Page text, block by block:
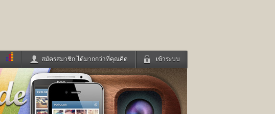
เข้าระบบ
สมัครสมาชิก ได้มากกว่าที่คุณคิด
ข่าวดารา
ดูทีวี
ฟังเพลง
ฟังวิทยุออนไลน์
แชทหมากฮอส
Glitter
เข้าระบบด้วย User Kapook
Email
Password